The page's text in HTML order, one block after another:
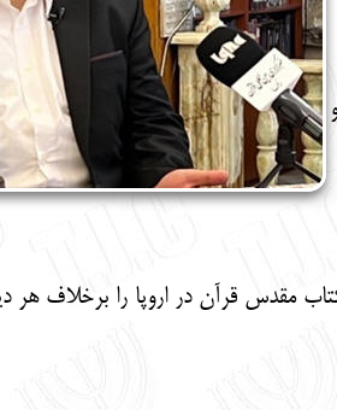
مقدس قرآن در اروپا را برخلاف هر